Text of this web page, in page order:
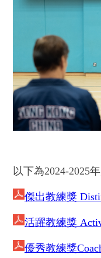
以下為2024-2025
傑出教練獎
活躍教練獎
優秀教練獎